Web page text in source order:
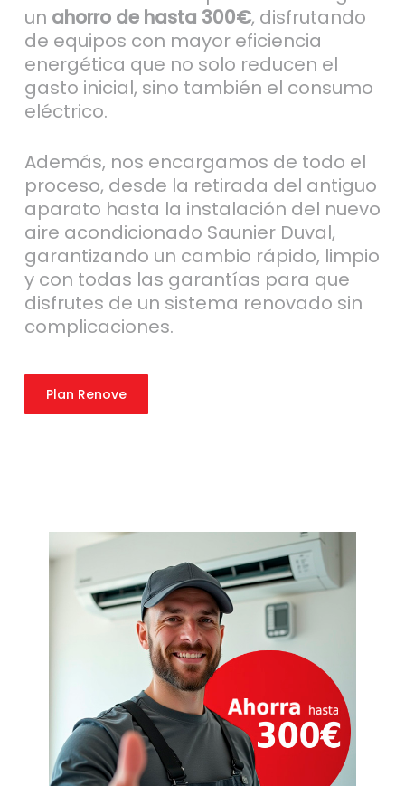
un ahorro de hasta 300€, disfrutando
de equipos con mayor eficiencia
energética que no solo reducen el
gasto inicial, sino también el consumo
eléctrico.
Además, nos encargamos de todo el
proceso, desde la retirada del antiguo
aparato hasta la instalación del nuevo
aire acondicionado Saunier Duval,
garantizando un cambio rápido, limpio
y con todas las garantías para que
disfrutes de un sistema renovado sin
complicaciones.
Plan Renove